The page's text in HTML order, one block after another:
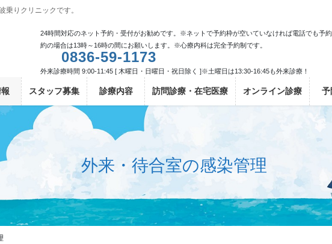
乗りクリニックです。
24時間対応のネット予約・受付がお勧めです。※ネットで予約枠が空いていなければ電話でも予
約の場合は13時～16時の間にお願いします。※心療内科は完全予約制です。
0836-59-1173
外来診療時間 9:00-11:45 [ 木曜日・日曜日・祝日除く ]※土曜日は13:30-16:45も外来診療！
スタッフ募集 診療内容 訪問診療・在宅医療 オンライン診療 予
外来・待合室の感染管理